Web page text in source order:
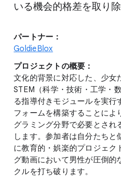
いる機会的格差を取り除
パートナー：
GoldieBlox
プロジェクトの概要：
文化的背景に対応した、少女
STEM（科学・技術・工学・
る指導付きモジュールを実行
フォームを構築することによ
グラミング分野で必要とされ
します。参加者は自分たち
に教育的・娯楽的プロジェク
グ動画において男性が圧倒的
クルを打ち破ります。